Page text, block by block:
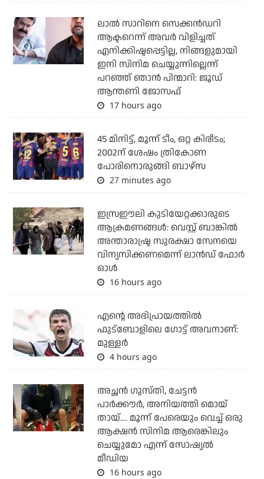
ലാല്‍ സാറിനെ സെക്കന്‍ഡറി
ആക്ടറെന്ന് അവര്‍ വിളിച്ചത്
എനിക്കിഷ്ടപ്പെട്ടില്ല, നിങ്ങളുമായി
ഇനി സിനിമ ചെയ്യുന്നില്ലെന്ന്
പറഞ്ഞ് ഞാന്‍ പിന്മാറി: ജൂഡ്
ആന്തണി ജോസഫ്
17 hours ago
45 മിനിട്ട്, മൂന്ന് ടീം, ഒറ്റ കിരീടം;
2002ന് ശേഷം ത്രികോണ
പോരിനൊരുങ്ങി ബാഴ്‌സ
27 minutes ago
ഇസ്രഈലി കുടിയേറ്റക്കാരുടെ
ആക്രമണങ്ങള്‍: വെസ്റ്റ് ബാങ്കില്‍
അന്താരാഷ്ട്ര സുരക്ഷാ സേനയെ
വിന്യസിക്കണമെന്ന് ലാന്‍ഡ് ഫോര്‍
ഓള്‍
16 hours ago
എന്റെ അഭിപ്രായത്തില്‍
ഫുട്‌ബോളിലെ ഗോട്ട് അവനാണ്:
മുള്ളര്‍
4 hours ago
അച്ഛന്‍ ഗുസ്തി, ചേട്ടന്‍
പാര്‍ക്കൗര്‍, അനിയത്തി മൊയ്
തായ്.... മൂന്ന് പേരെയും വെച്ച് ഒരു
ആക്ഷന്‍ സിനിമ ആരെങ്കിലും
ചെയ്യുമോ എന്ന് സോഷ്യല്‍
മീഡിയ
16 hours ago